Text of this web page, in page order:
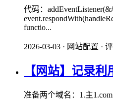
代码：
functio...
2026-03-03 · 网站配置 ·
【网站】记录
准备两个域名：1.主